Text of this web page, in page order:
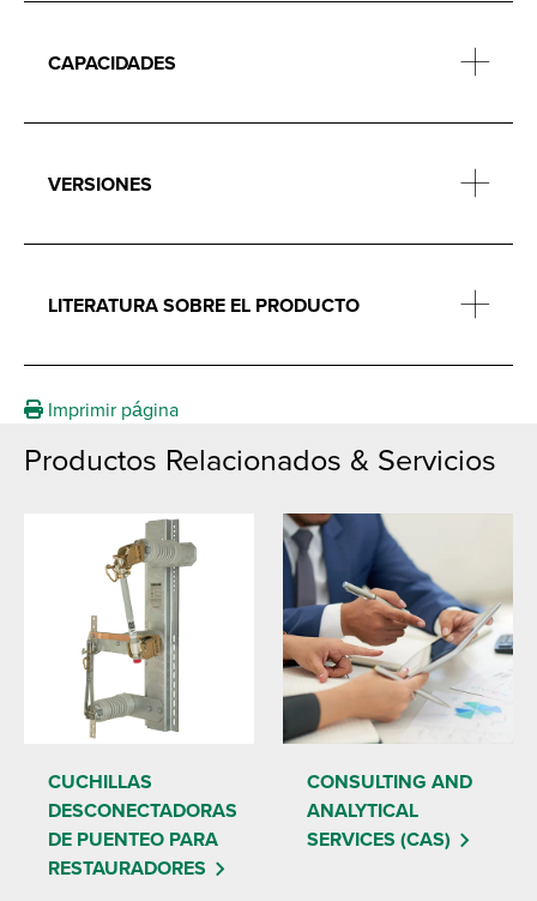
CAPACIDADES
VERSIONES
LITERATURA SOBRE EL PRODUCTO
Imprimir página
Productos Relacionados & Servicios
CUCHILLAS
DESCONECTADORAS
DE PUENTEO PARA
RESTAURADORES
CONSULTING AND
ANALYTICAL
SERVICES (CAS)